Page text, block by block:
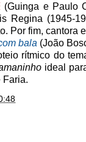
(Guinga e Paulo
Regina (1945-
Por fim, cantora
bala (João
rítmico do
ideal
Faria.